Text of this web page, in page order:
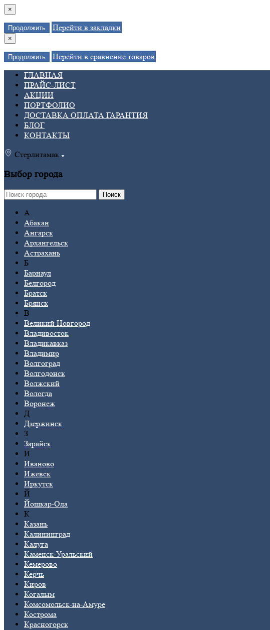
×
Продолжить Перейти в закладки
×
Продолжить
Перейти в сравнение товаров
ГЛАВНАЯ
ПРАЙС-ЛИСТ
АКЦИИ
ПОРТФОЛИО
ДОСТАВКА ОПЛАТА ГАРАНТИЯ
БЛОГ
КОНТАКТЫ
Стерлитамак
Выбор города
Поиск
А
Абакан
Ангарск
Архангельск
Астрахань
Б
Барнаул
Белгород
Братск
Брянск
В
Великий Новгород
Владивосток
Владикавказ
Владимир
Волгоград
Волгодонск
Волжский
Вологда
Воронеж
Д
Дзержинск
З
Зарайск
И
Иваново
Ижевск
Иркутск
Й
Йошкар-Ола
К
Казань
Калининград
Калуга
Каменск-Уральский
Кемерово
Керчь
Киров
Когалым
Комсомольск-на-Амуре
Кострома
Красногорск